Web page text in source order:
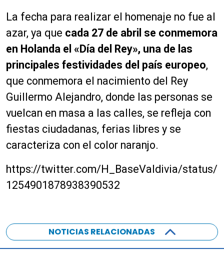
La fecha para realizar el homenaje no fue al
azar, ya que cada 27 de abril se conmemora
en Holanda el «Día del Rey», una de las
principales festividades del país europeo,
que conmemora el nacimiento del Rey
Guillermo Alejandro, donde las personas se
vuelcan en masa a las calles, se refleja con
fiestas ciudadanas, ferias libres y se
caracteriza con el color naranjo.
https://twitter.com/H_BaseValdivia/status/
1254901878938390532
NOTICIAS RELACIONADAS